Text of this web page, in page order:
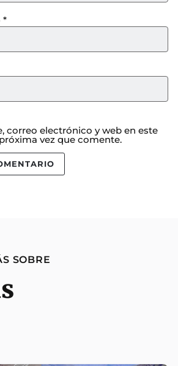
*
correo electrónico y web en este
vez que comente.
SOBRE